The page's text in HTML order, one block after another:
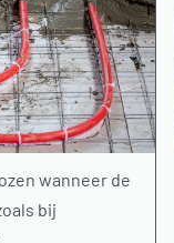
wanneer de
bij